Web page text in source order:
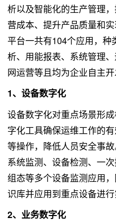
析以及智能化的生产管理
营成本、提升产品质量和
平台一共有104个应用，
析、用能报表、系统管理
网运营等且均为企业自主开
1、设备数字化
设备数字化对重点场景形
字化工具确保运维工作的
等操作，降低人员安全事故
系统监测、设备检测、一
组态等多个设备监测应用
识库并应用到重点设备进行
2、业务数字化